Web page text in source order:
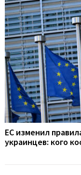
ЕС изменил
украинцев: кого